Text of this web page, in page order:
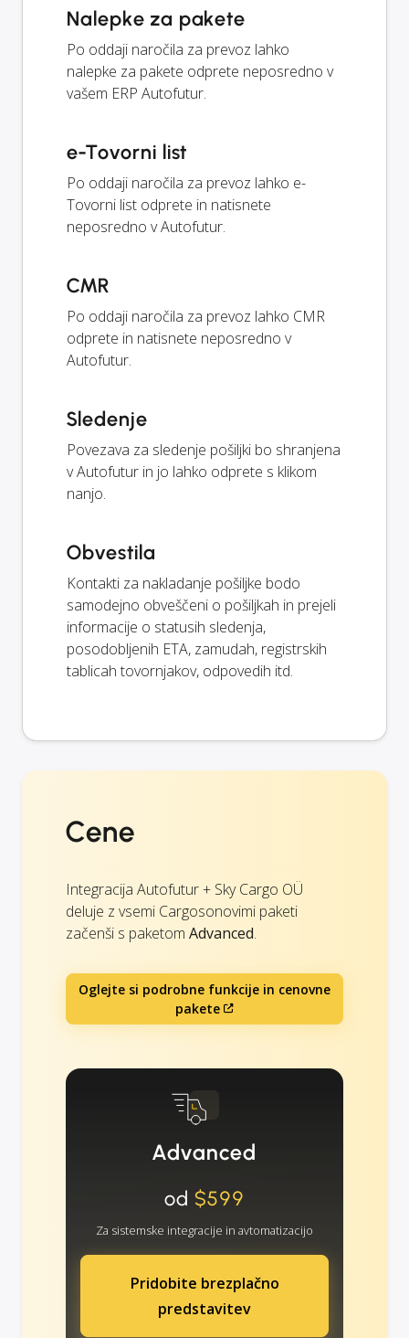
Nalepke za pakete
Po oddaji naročila za prevoz lahko
nalepke za pakete odprete neposredno v
vašem ERP Autofutur.
e-Tovorni list
Po oddaji naročila za prevoz lahko e-
Tovorni list odprete in natisnete
neposredno v Autofutur.
CMR
Po oddaji naročila za prevoz lahko CMR
odprete in natisnete neposredno v
Autofutur.
Sledenje
Povezava za sledenje pošiljki bo shranjena
v Autofutur in jo lahko odprete s klikom
nanjo.
Obvestila
Kontakti za nakladanje pošiljke bodo
samodejno obveščeni o pošiljkah in prejeli
informacije o statusih sledenja,
posodobljenih ETA, zamudah, registrskih
tablicah tovornjakov, odpovedih itd.
Cene
Integracija Autofutur + Sky Cargo OÜ
deluje z vsemi Cargosonovimi paketi
začenši s paketom Advanced.
Oglejte si podrobne funkcije in cenovne
pakete
Advanced
od $599
Za sistemske integracije in avtomatizacijo
Pridobite brezplačno
predstavitev